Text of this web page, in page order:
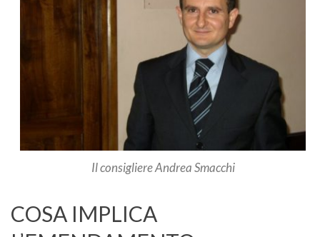
Il consigliere Andrea Smacchi
COSA IMPLICA